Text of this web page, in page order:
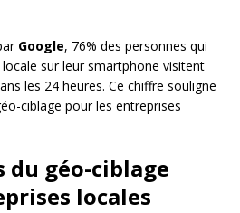
Google, 76% des personnes qui
sur leur smartphone visitent
les 24 heures. Ce chiffre souligne
ciblage pour les entreprises
du géo-ciblage
locales